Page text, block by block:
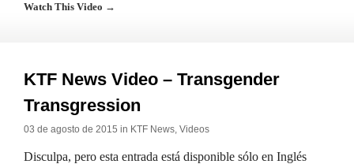
Watch This Video →
KTF News Video – Transgender
Transgression
03 de agosto de 2015 in KTF News, Videos
Disculpa, pero esta entrada está disponible sólo en Inglés